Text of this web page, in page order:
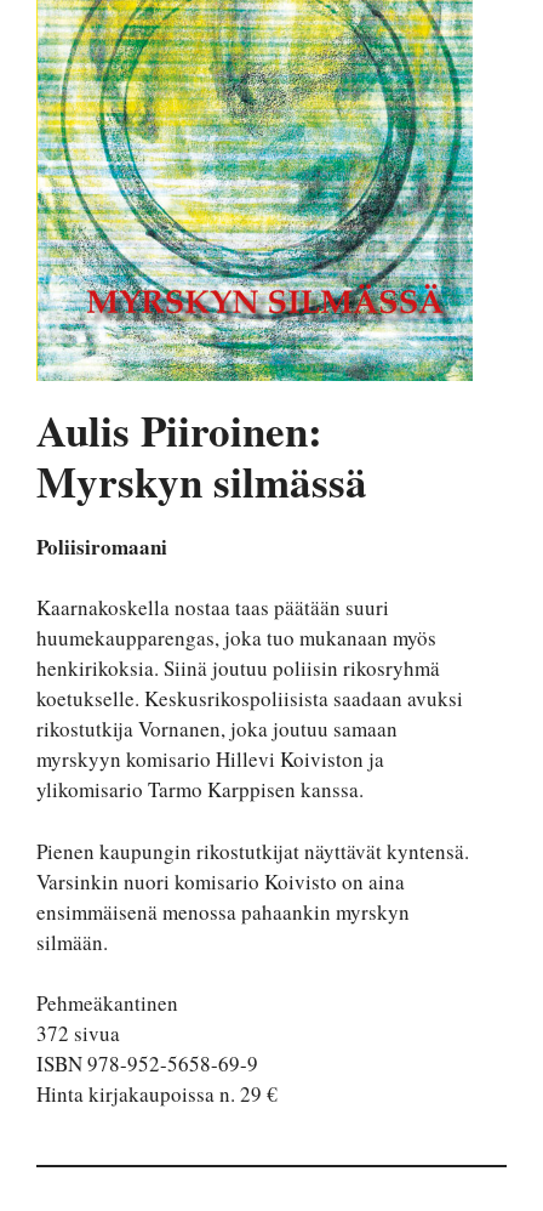
Aulis Piiroinen:
Myrskyn silmässä
Poliisiromaani
Kaarnakoskella nostaa taas päätään suuri
huumekaupparengas, joka tuo mukanaan myös
henkirikoksia. Siinä joutuu poliisin rikosryhmä
koetukselle. Keskusrikospoliisista saadaan avuksi
rikostutkija Vornanen, joka joutuu samaan
myrskyyn komisario Hillevi Koiviston ja
ylikomisario Tarmo Karppisen kanssa.
Pienen kaupungin rikostutkijat näyttävät kyntensä.
Varsinkin nuori komisario Koivisto on aina
ensimmäisenä menossa pahaankin myrskyn
silmään.
Pehmeäkantinen
372 sivua
ISBN 978-952-5658-69-9
Hinta kirjakaupoissa n. 29 €